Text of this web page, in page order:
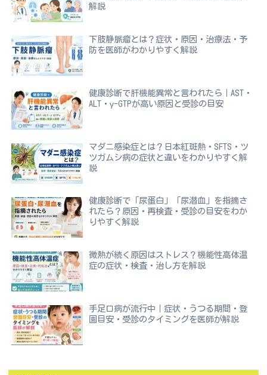
解説
下肢静脈瘤とは？症状・原因・治療法・予
防を医師がわかりやすく解説
健康診断で肝機能異常と言われたら｜AST・
ALT・γ-GTPが高い原因と受診の目安
マダニ感染症とは？日本紅斑熱・SFTS・ツ
ツガムシ病の症状と違いをわかりやすく解
説
健康診断で「尿蛋白」「尿潜血」を指摘さ
れたら？原因・再検査・受診の目安をわか
りやすく解説
微熱が続く原因はストレス？機能性高体温
症の症状・検査・治し方を解説
手足口病が流行中｜症状・うつる期間・登
園目安・受診のタイミングを医師が解説